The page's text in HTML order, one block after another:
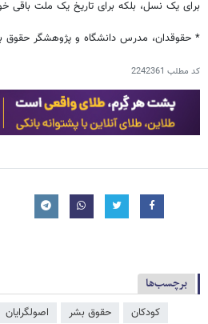
برای یک نسل، بلکه برای تاریخ یک ملت باقی
* حقوقدان، مدرس دانشگاه و پژوهشگر حقوق
کد مطلب 2242361
برچسب‌ها
کودکان حقوق بشر اصولگرایان